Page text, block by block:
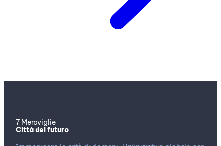
7 Meraviglie
Città del futuro